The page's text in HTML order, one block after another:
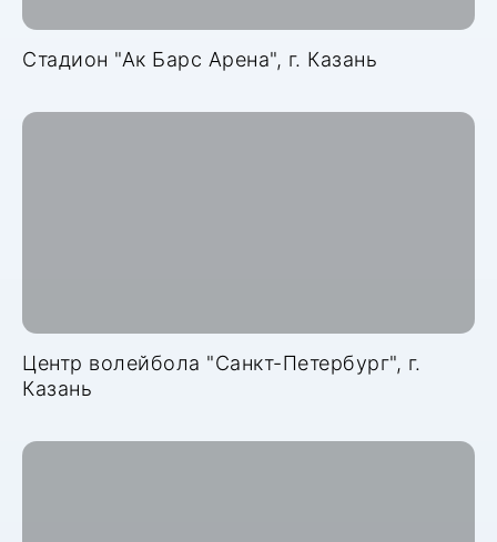
Стадион "Ак Барс Арена", г. Казань
Центр волейбола "Санкт-Петербург", г.
Казань